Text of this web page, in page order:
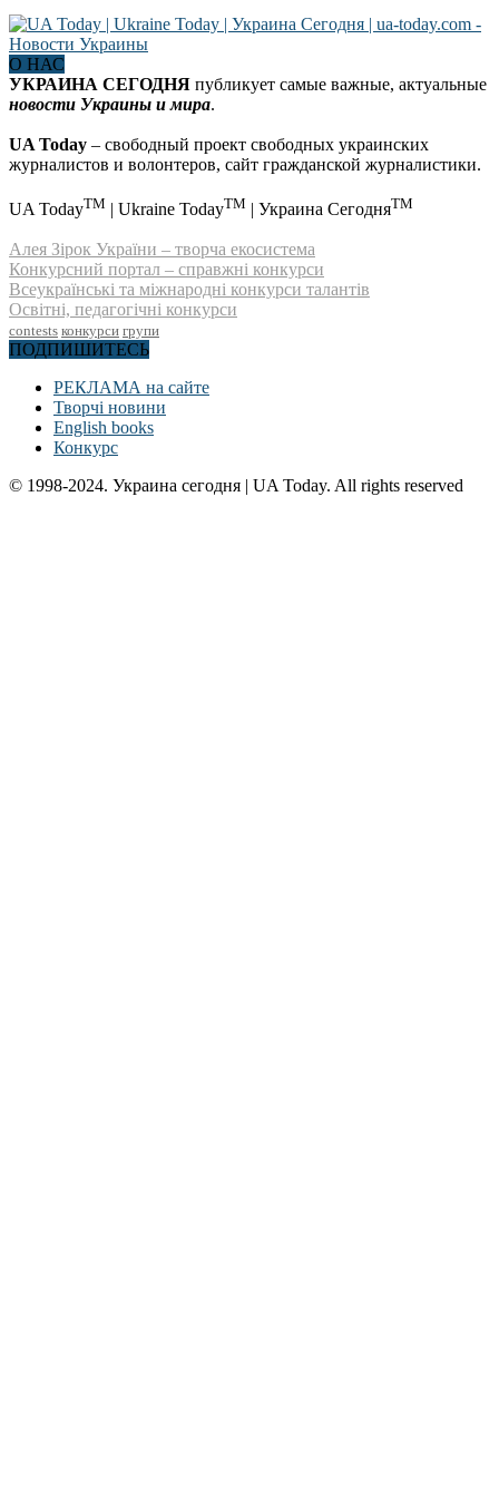
О НАС
УКРАИНА СЕГОДНЯ публикует самые важные, актуальные
новости Украины и мира.
UA Today – свободный проект свободных украинских
журналистов и волонтеров, сайт гражданской журналистики.
UA TodayTM | Ukraine TodayTM | Украина СегодняTM
Алея Зірок України – творча екосистема
Конкурсний портал – справжні конкурси
Всеукраїнські та міжнародні конкурси талантів
Освітні, педагогічні конкурси
contests конкурси групи
ПОДПИШИТЕСЬ
РЕКЛАМА на сайте
Творчі новини
English books
Конкурс
© 1998-2024. Украина сегодня | UA Today. All rights reserved